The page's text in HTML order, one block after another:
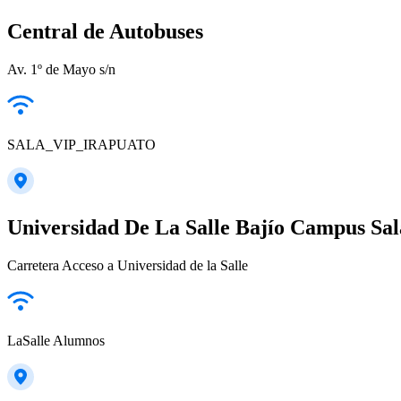
Central de Autobuses
Av. 1º de Mayo s/n
SALA_VIP_IRAPUATO
Universidad De La Salle Bajío Campus
Carretera Acceso a Universidad de la Salle
LaSalle Alumnos